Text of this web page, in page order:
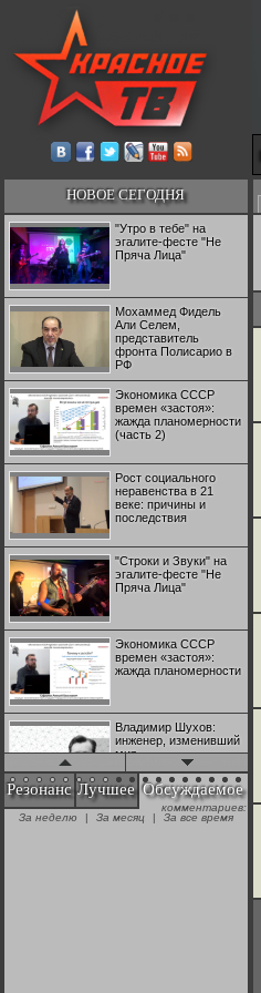
НОВОЕ СЕГОДНЯ
"Утро в тебе" на
эгалите-фесте "Не
Пряча Лица"
Мохаммед Фидель
Али Селем,
представитель
фронта Полисарио в
РФ
Экономика СССР
времен «застоя»:
жажда планомерности
(часть 2)
Рост социального
неравенства в 21
веке: причины и
последствия
"Строки и Звуки" на
эгалите-фесте "Не
Пряча Лица"
Экономика СССР
времен «застоя»:
жажда планомерности
Владимир Шухов:
инженер, изменивший
мир
"Аркадий Коц" на
эгалите-фесте "Не
Резонанс Лучшее Обсуждаемое
комментариев:
За неделю
| За месяц | За все время